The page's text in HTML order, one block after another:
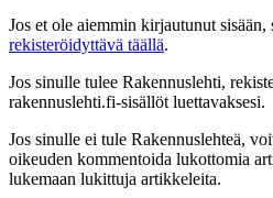
Jos et ole aiemmin kirjautunut sisään,
rekisteröidyttävä täällä.
Jos sinulle tulee Rakennuslehti,
rakennuslehti.fi-sisällöt luettavaksesi.
Jos sinulle ei tule Rakennuslehteä,
oikeuden kommentoida lukottomia
lukemaan lukittuja artikkeleita.